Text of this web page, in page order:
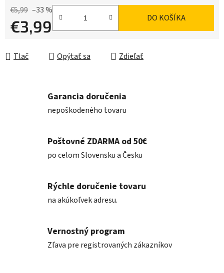
€5,99 –33 %
€3,99 DO KOŠÍKA
Tlač Opýtať sa Zdieľať
Garancia doručenia
nepoškodeného tovaru
Poštovné ZDARMA od 50€
po celom Slovensku a Česku
Rýchle doručenie tovaru
na akúkoľvek adresu.
Vernostný program
Zľava pre registrovaných zákazníkov